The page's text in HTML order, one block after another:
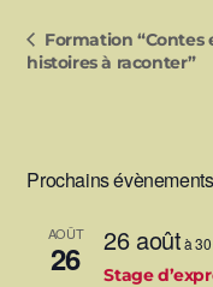
Formation “Contes
histoires à raconter”
Prochains évènements
AOÛT
26 26 aoûtà
Stage